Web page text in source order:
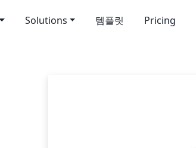
Solutions 템플릿 Pricing